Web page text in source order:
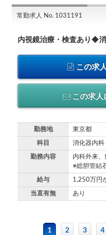
常勤求人 No. 1031191
内視鏡治療・検査あり◆
この求
この求人
勤務地 東京都
科目 消化器内科
勤務内容
内科外来
※総胆管結
給与 1,250万円
当直有無 あり
1 2 3 4